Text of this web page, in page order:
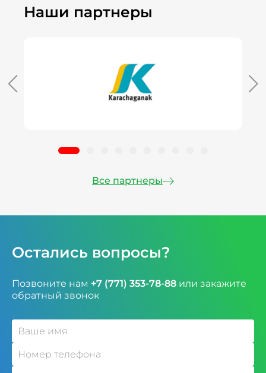
Наши партнеры
Все партнеры
Остались вопросы?
Позвоните нам +7 (771) 353-78-88 или закажите
обратный звонок